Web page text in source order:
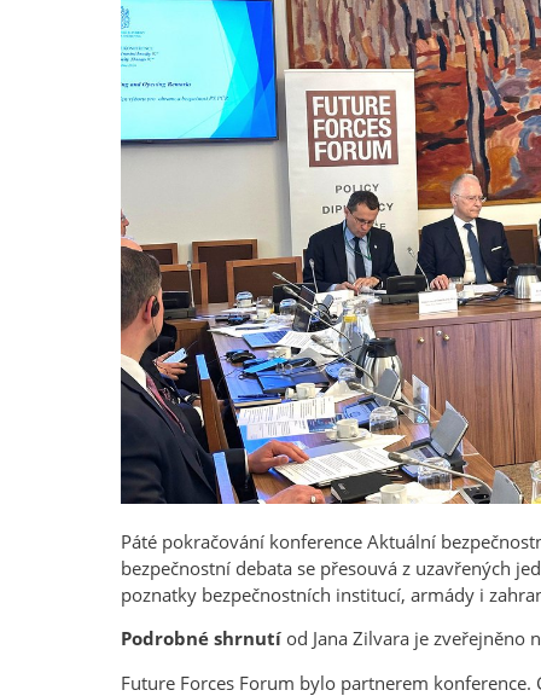
Páté pokračování konference Aktuální
bezpečnostní debata se přesouvá z uzavřených
poznatky bezpečnostních institucí, armády i
Podrobné shrnutí od Jana Zilvara je zveřejněno
Future Forces Forum bylo partnerem konference.